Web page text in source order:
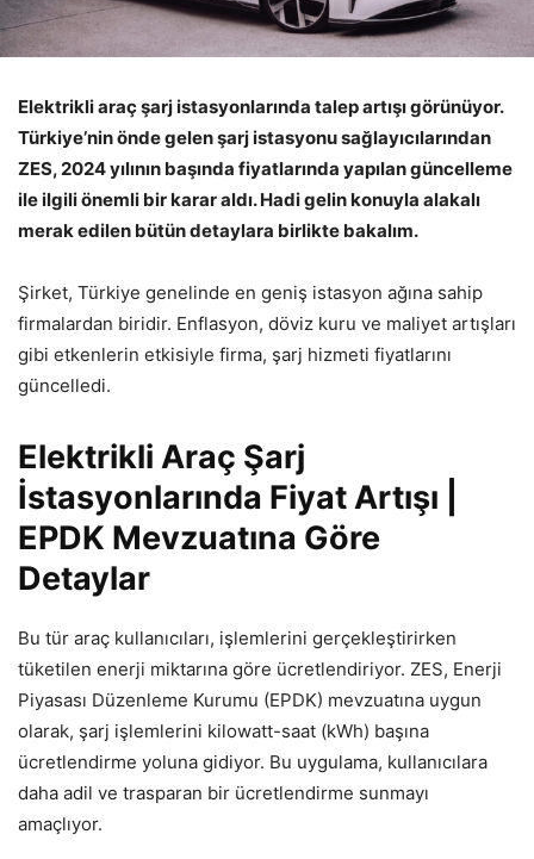
Elektrikli araç şarj istasyonlarında talep artışı görünüyor.
Türkiye’nin önde gelen şarj istasyonu sağlayıcılarından
ZES, 2024 yılının başında fiyatlarında yapılan güncelleme
ile ilgili önemli bir karar aldı. Hadi gelin konuyla alakalı
merak edilen bütün detaylara birlikte bakalım.
Şirket, Türkiye genelinde en geniş istasyon ağına sahip
firmalardan biridir. Enflasyon, döviz kuru ve maliyet artışları
gibi etkenlerin etkisiyle firma, şarj hizmeti fiyatlarını
güncelledi.
Elektrikli Araç Şarj
İstasyonlarında Fiyat Artışı |
EPDK Mevzuatına Göre
Detaylar
Bu tür araç kullanıcıları, işlemlerini gerçekleştirirken
tüketilen enerji miktarına göre ücretlendiriyor. ZES, Enerji
Piyasası Düzenleme Kurumu (EPDK) mevzuatına uygun
olarak, şarj işlemlerini kilowatt-saat (kWh) başına
ücretlendirme yoluna gidiyor. Bu uygulama, kullanıcılara
daha adil ve trasparan bir ücretlendirme sunmayı
amaçlıyor.